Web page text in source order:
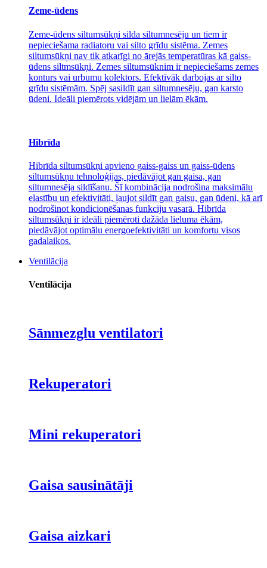
Zeme-ūdens
Zeme-ūdens siltumsūkņi silda siltumnesēju un tiem ir
nepieciešama radiatoru vai silto grīdu sistēma. Zemes
siltumsūkņi nav tik atkarīgi no ārejās temperatūras kā gaiss-
ūdens siltmsūkņi. Zemes siltumsūknim ir nepieciešams zemes
konturs vai urbumu kolektors. Efektīvāk darbojas ar silto
grīdu sistēmām. Spēj sasildīt gan siltumnesēju, gan karsto
ūdeni. Ideāli piemērots vidējām un lielām ēkām.
Hibrīda
Hibrīda siltumsūkņi apvieno gaiss-gaiss un gaiss-ūdens
siltumsūkņu tehnoloģijas, piedāvājot gan gaisa, gan
siltumnesēja sildīšanu. Šī kombinācija nodrošina maksimālu
elastību un efektivitāti, ļaujot sildīt gan gaisu, gan ūdeni, kā arī
nodrošinot kondicionēšanas funkciju vasarā. Hibrīda
siltumsūkņi ir ideāli piemēroti dažāda lieluma ēkām,
piedāvājot optimālu energoefektivitāti un komfortu visos
gadalaikos.
Ventilācija
Ventilācija
Sānmezglu ventilatori
Rekuperatori
Mini rekuperatori
Gaisa sausinātāji
Gaisa aizkari